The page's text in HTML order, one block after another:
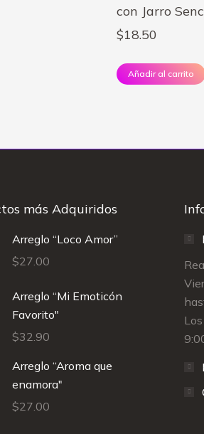
con Jarro
$18.50
Añadir al carrito
más Adquiridos
Arreglo “Loco Amor”
$27.00
Arreglo “Mi Emoticón
Favorito"
$32.90
Arreglo “Aroma que
enamora"
$27.00